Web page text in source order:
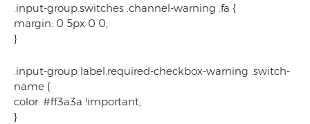
.input-group.switches .channel-warning .fa {
margin: 0 5px 0 0;
}
.input-group label.required-checkbox-warning .switch-
name {
color: #ff3a3a !important;
}